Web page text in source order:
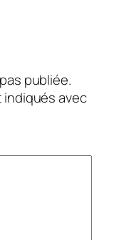
publiée.
avec